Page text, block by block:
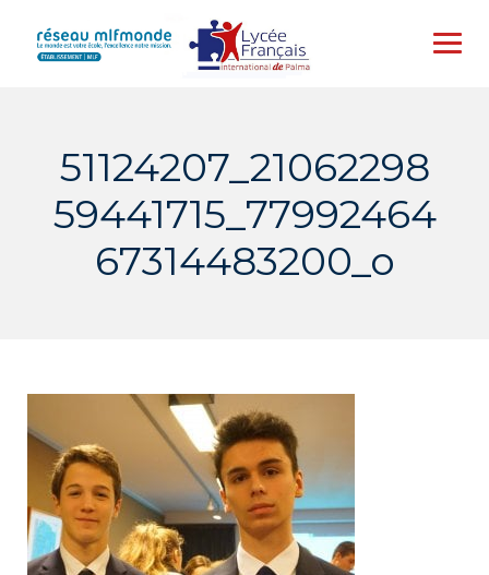
content
51124207_21062298
59441715_77992464
67314483200_o